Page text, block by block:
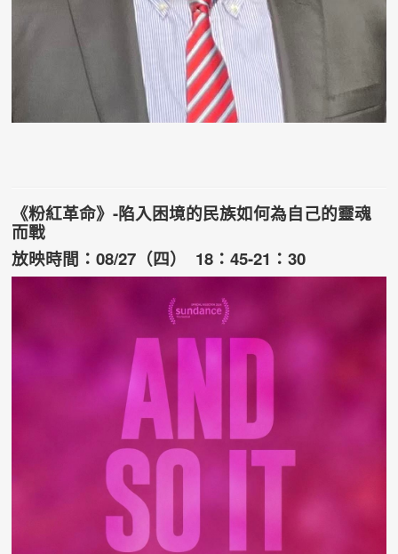
《粉紅革命》-陷入困境的民族如何為自己的靈魂
而戰
放映時間：08/27（四） 18：45-21：30